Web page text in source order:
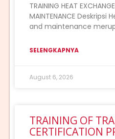
TRAINING HEAT
MAINTENANCE
and maintenance
SELENGKAPNYA
August 6, 2026
TRAINING OF
CERTIFICATION